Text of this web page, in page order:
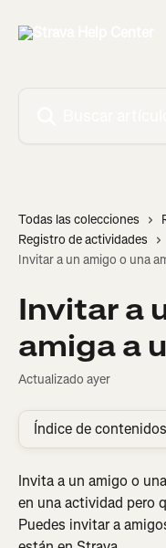
Todas las colecciones
Registro de actividades
Invitar a un amigo o una
Invitar a
amiga a
Actualizado ayer
Índice de contenidos
Invita a un amigo o
en una actividad pero
Puedes invitar a